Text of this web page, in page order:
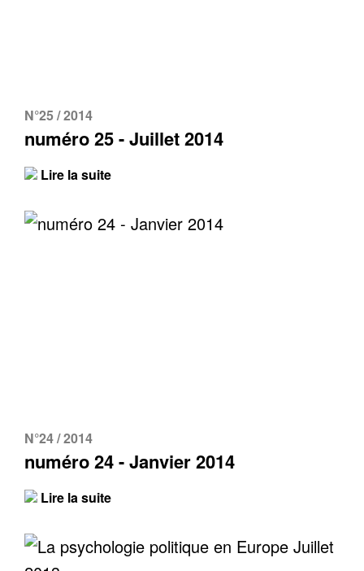
N°25 / 2014
numéro 25 - Juillet 2014
Lire la suite
N°24 / 2014
numéro 24 - Janvier 2014
Lire la suite